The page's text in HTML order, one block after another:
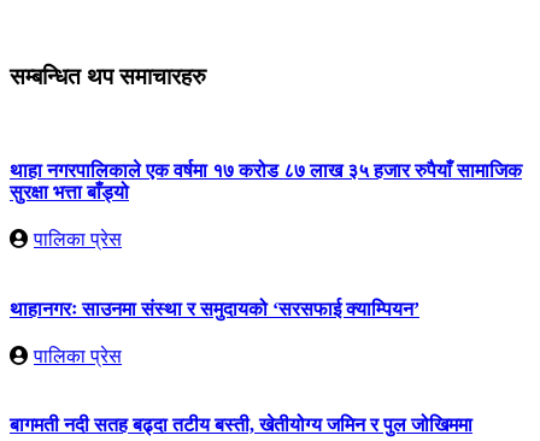
सम्बन्धित थप समाचारहरु
थाहा नगरपालिकाले एक वर्षमा १७ करोड ८७ लाख ३५ हजार रुपैयाँ सामाजिक
सुरक्षा भत्ता बाँड्यो
पालिका प्रेस
थाहानगरः साउनमा संस्था र समुदायको ‘सरसफाई क्याम्पियन’
पालिका प्रेस
बागमती नदी सतह बढ्दा तटीय बस्ती, खेतीयोग्य जमिन र पुल जोखिममा